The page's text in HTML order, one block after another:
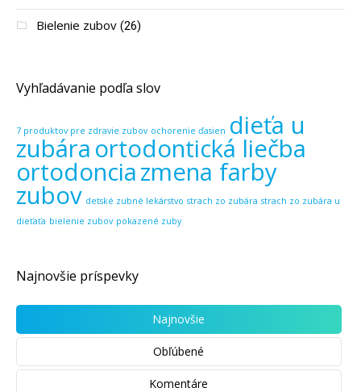
Bielenie zubov (26)
Vyhľadávanie podľa slov
7 produktov pre zdravie zubov ochorenie ďasien dieťa u
zubára ortodontická liečba
ortodonciazmena farby
zubov detské zubné lekárstvo strach zo zubára strach zo zubára u
dieťaťa bielenie zubov pokazené zuby
Najnovšie príspevky
Najnovšie
Obľúbené
Komentáre